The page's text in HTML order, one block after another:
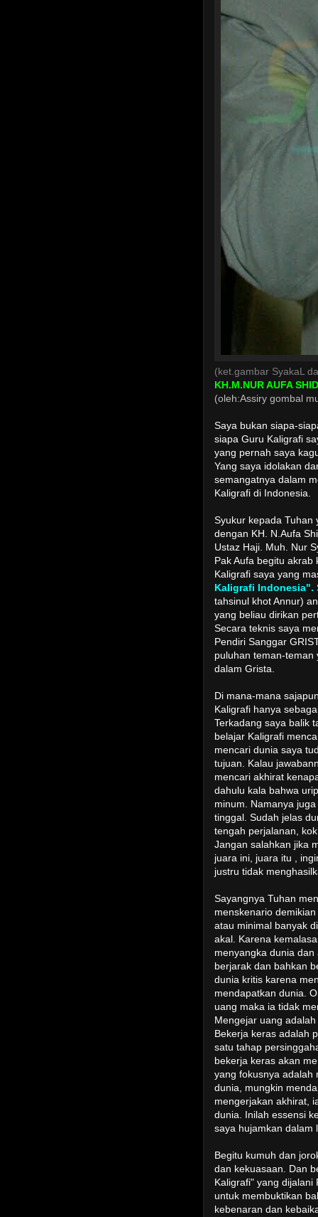
(ket.gambar SyakaL
KH.M.NUR AUFA
(oleh:Assiry gombal
Saya bukan siapa-
siapa Guru Kaligrafi
yang pernah saya
Yang saya idolakan
semangatnya dalam
Kaligrafi di Indonesia.
Syukur kepada Tuhan
dengan KH. N.Aufa
Ustaz Haji. Muh. Nur
Pak Aufa begitu
Kaligrafi saya yang
Kaligrafi Indonesia".
tahsinul khot Annur)
yang beliau dirikan
Secara teknis saya
Pendiri Sanggar
puluhan teman-teman
dalam Grista.
Di mana-mana
Kaligrafi hanya
Terkadang saya balik
belajar Kaligrafi
mencari dunia saya
tujuan. Kalau
mencari akhirat
dahulu kala bahwa
minum. Namanya
tinggal. Sudah jelas
tengah perjalanan,
Jangan salahkan jika
juara ini, juara itu ,
justru tidak
Sayangnya Tuhan
menskenario
atau minimal banyak
akal. Karena
menyangka dunia
berjarak dan bahkan
dunia kritis karena
mendapatkan dunia.
uang maka ia tidak
Mengejar uang
Bekerja keras adalah
satu tahap
bekerja keras akan
yang fokusnya adalah
dunia, mungkin
mengerjakan akhirat,
dunia. Inilah essensi
saya hujamkan dalam
Begitu kumuh dan
dan kekuasaan. Dan
Kaligrafi" yang dijalani
untuk membuktikan
kebenaran dan